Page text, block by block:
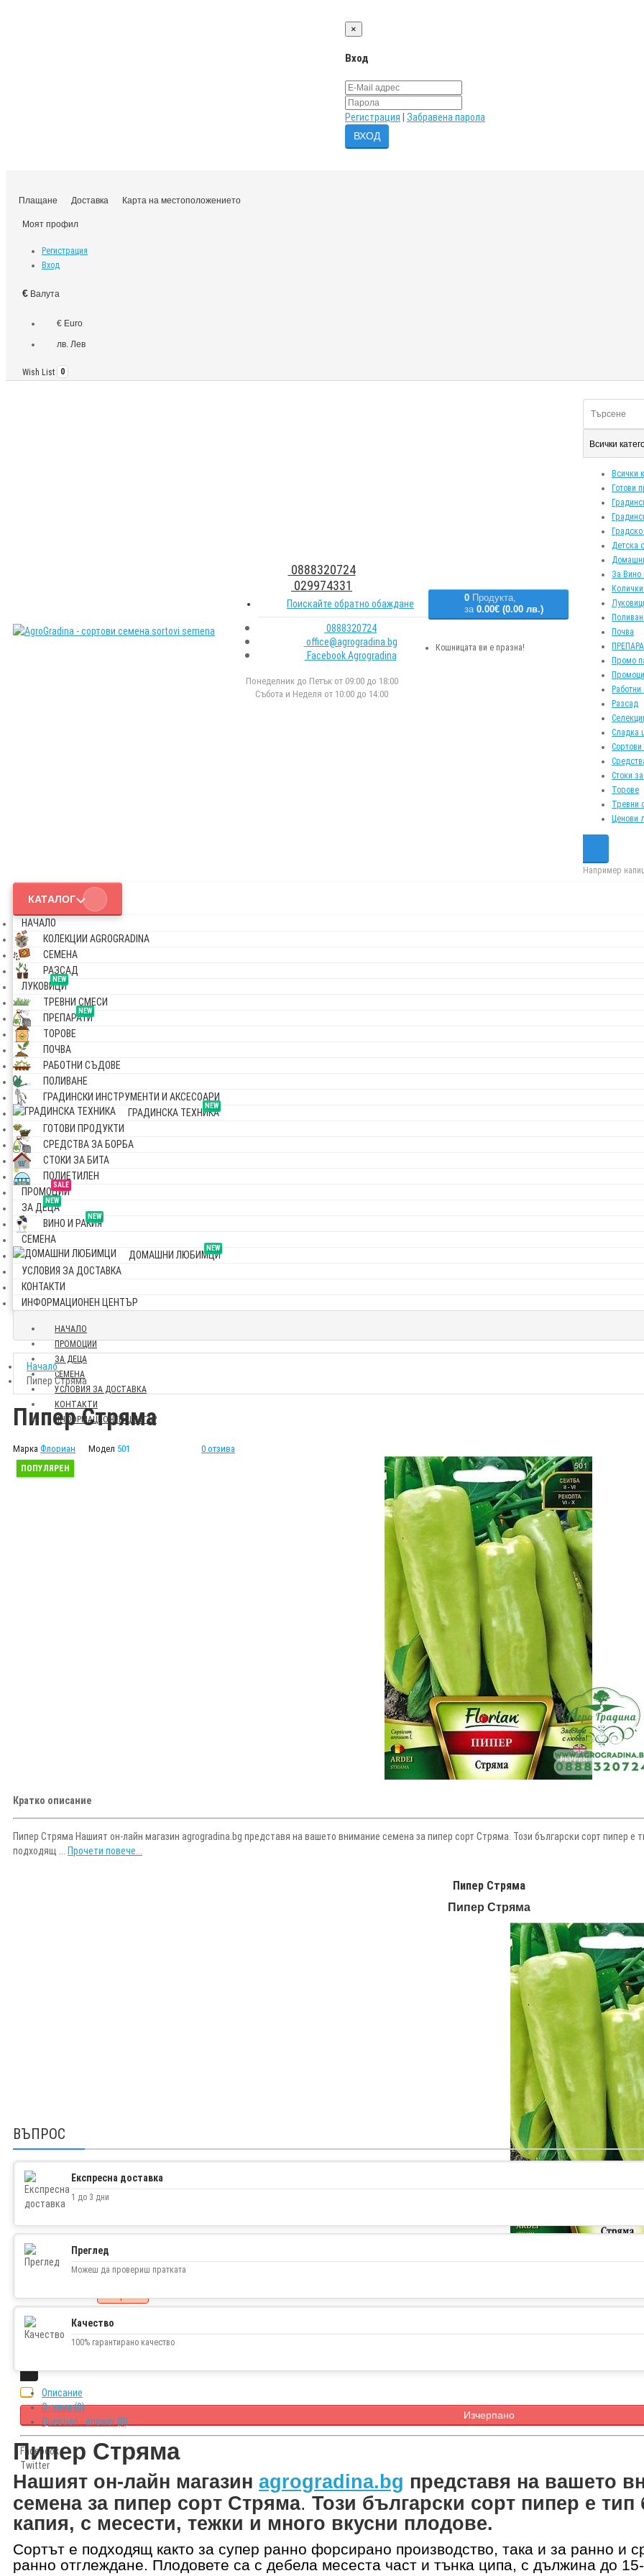
×
Вход
Регистрация Забравена парола
Плащане Доставка Карта на местоположението
Моят профил
Регистрация
Вход
€ Валута
€ Euro
лв. Лев
Wish List 0
0888320724
029974331
Поискайте обратно обаждане
0888320724
office@agrogradina.bg
Facebook Agrogradina
Понеделник до Петък от 09:00 до 18:00
Събота и Неделя от 10:00 до 14:00
0 Продукта,
за 0.00€ (0.00 лв.)
Кошницата ви е празна!
Всички
Всички
Готови
Детска
За Вино
Почва
Промо
Разсад
Сладка
Стоки
Торове
Тревни
Ценови
Например
КАТАЛОГ
НАЧАЛО
КОЛЕКЦИИ AGROGRADINA
СЕМЕНА
РАЗСАД
NEW
ЛУКОВИЦИ
ТРЕВНИ СМЕСИ
NEW
ПРЕПАРАТИ
ТОРОВЕ
ПОЧВА
РАБОТНИ СЪДОВЕ
ПОЛИВАНЕ
ГРАДИНСКИ ИНСТРУМЕНТИ И АКСЕСОАРИ
NEW
ГРАДИНСКА ТЕХНИКА
ГОТОВИ ПРОДУКТИ
СРЕДСТВА ЗА БОРБА
СТОКИ ЗА БИТА
ПОЛИЕТИЛЕН
SALE
ПРОМОЦИИ
NEW
ЗА ДЕЦА
NEW
ВИНО И РАКИЯ
СЕМЕНА
NEW
ДОМАШНИ ЛЮБИМЦИ
УСЛОВИЯ ЗА ДОСТАВКА
КОНТАКТИ
ИНФОРМАЦИОНЕН ЦЕНТЪР
НАЧАЛО
ПРОМОЦИИ
ЗА ДЕЦА
СЕМЕНА
УСЛОВИЯ ЗА ДОСТАВКА
КОНТАКТИ
ИНФОРМАЦИОНЕН ЦЕНТЪР
Начало
Пипер Стряма
Пипер Стряма
Марка Флориан Модел 501 0 отзива
ПОПУЛЯРЕН
Кратко описание
Пипер Стряма Нашият он-лайн магазин agrogradina.bg представя на вашето внимание семена за пипер сорт Стряма. Този български сорт пипер е
подходящ ... Прочети повече...
Пипер Стряма
Пипер Стряма
0.82€ (1.60 лв.)
Изчерпано
Facebook
Twitter
ВЪПРОС
Експресна доставка
1 до 3 дни
Преглед
Можеш да провериш пратката
Качество
100% гарантирано качество
Описание
Отзиви (0)
Question - answer (0)
Пипер Стряма
Нашият он-лайн магазин agrogradina.bg представя на вашето
семена за пипер сорт Стряма. Този български сорт пипер е тип
капия, с месести, тежки и много вкусни плодове.
Сортът е подходящ както за супер ранно форсирано производство, така и за ранно и
ранно отглеждане. Плодовете са с дебела месеста част и тънка ципа, с дължина до